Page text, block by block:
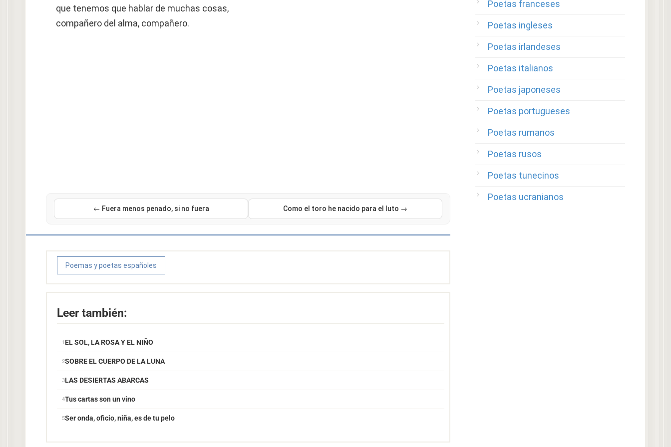
que tenemos que hablar de muchas cosas,
compañero del alma, compañero.
← Fuera menos penado, si no fuera Como el toro he nacido para el luto →
Poemas y poetas españoles
Leer también:
EL SOL, LA ROSA Y EL NIÑO
SOBRE EL CUERPO DE LA LUNA
LAS DESIERTAS ABARCAS
Tus cartas son un vino
Ser onda, oficio, niña, es de tu pelo
Poetas franceses
Poetas ingleses
Poetas irlandeses
Poetas italianos
Poetas japoneses
Poetas portugueses
Poetas rumanos
Poetas rusos
Poetas tunecinos
Poetas ucranianos